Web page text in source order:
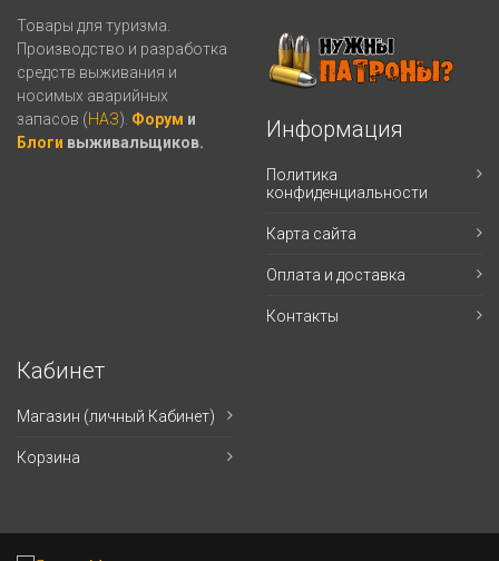
Товары для туризма.
Производство и разработка
средств выживания и
носимых аварийных
запасов (НАЗ). Форум и
Блоги выживальщиков.
Информация
Политика
конфиденциальности
Карта сайта
Оплата и доставка
Контакты
Кабинет
Магазин (личный Кабинет)
Корзина